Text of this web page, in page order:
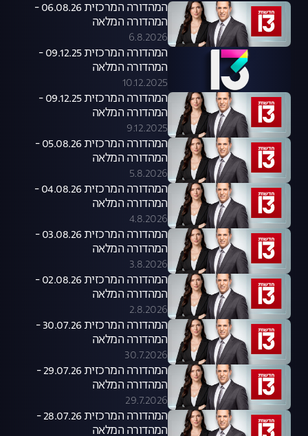
המהדורה המרכזית 06.08.26 -
המהדורה המלאה
6.8.2026
המהדורה המרכזית 09.12.25 -
המהדורה המלאה
10.12.2025
המהדורה המרכזית 09.12.25 -
המהדורה המלאה
9.12.2025
המהדורה המרכזית 05.08.26 -
המהדורה המלאה
5.8.2026
המהדורה המרכזית 04.08.26 -
המהדורה המלאה
4.8.2026
המהדורה המרכזית 03.08.26 -
המהדורה המלאה
3.8.2026
המהדורה המרכזית 02.08.26 -
המהדורה המלאה
2.8.2026
המהדורה המרכזית 30.07.26 -
המהדורה המלאה
30.7.2026
המהדורה המרכזית 29.07.26 -
המהדורה המלאה
29.7.2026
המהדורה המרכזית 28.07.26 -
המהדורה המלאה